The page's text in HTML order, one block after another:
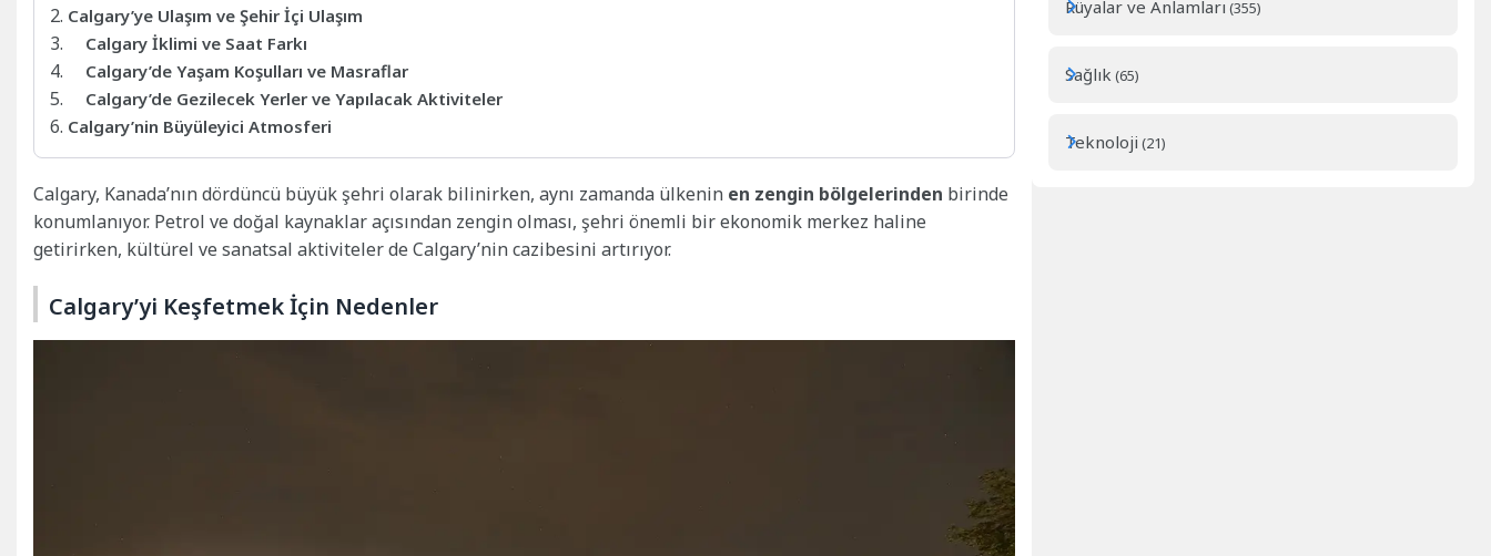
Calgary’ye Ulaşım ve Şehir İçi Ulaşım
Calgary İklimi ve Saat Farkı
Calgary’de Yaşam Koşulları ve Masraflar
Calgary’de Gezilecek Yerler ve Yapılacak Aktiviteler
Calgary’nin Büyüleyici Atmosferi
Calgary, Kanada’nın dördüncü büyük şehri olarak bilinirken, aynı zamanda ülkenin en zengin bölgelerinden birinde
konumlanıyor. Petrol ve doğal kaynaklar açısından zengin olması, şehri önemli bir ekonomik merkez haline
getirirken, kültürel ve sanatsal aktiviteler de Calgary’nin cazibesini artırıyor.
Calgary’yi Keşfetmek İçin Nedenler
Rüyalar ve Anlamları (355)
Sağlık (65)
Teknoloji (21)